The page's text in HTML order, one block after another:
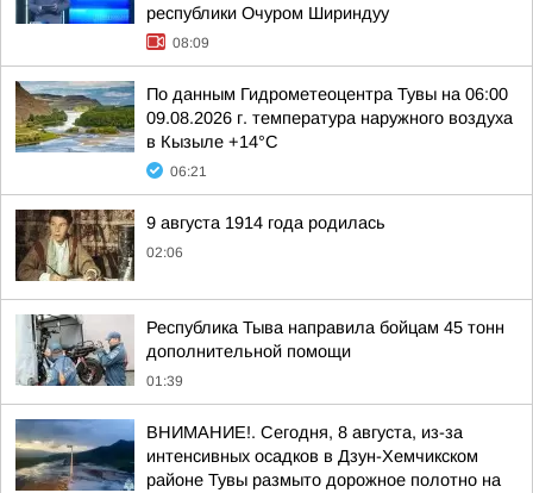
республики Очуром Шириндуу
08:09
По данным Гидрометеоцентра Тувы на 06:00
09.08.2026 г. температура наружного воздуха
в Кызыле +14°С
06:21
9 августа 1914 года родилась
02:06
Республика Тыва направила бойцам 45 тонн
дополнительной помощи
01:39
ВНИМАНИЕ!. Сегодня, 8 августа, из-за
интенсивных осадков в Дзун-Хемчикском
районе Тувы размыто дорожное полотно на